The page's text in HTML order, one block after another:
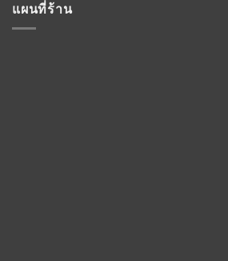
แผนที่ร้าน